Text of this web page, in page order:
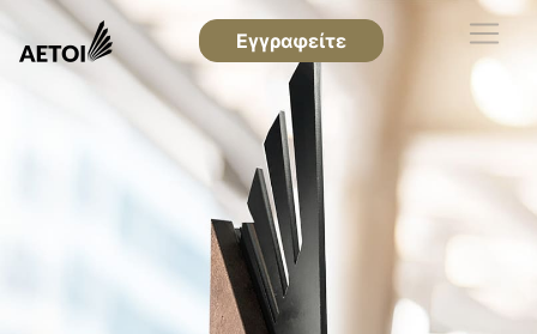
Εγγραφείτε